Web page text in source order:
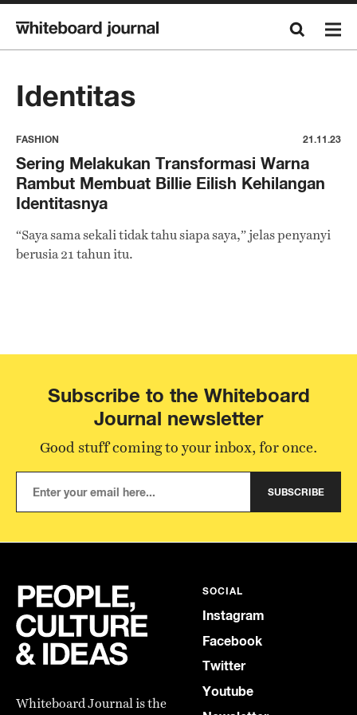
Identitas
FASHION 21.11.23
Sering Melakukan Transformasi Warna
Rambut Membuat Billie Eilish Kehilangan
Identitasnya
“Saya sama sekali tidak tahu siapa saya,” jelas penyanyi
berusia 21 tahun itu.
Subscribe to the Whiteboard
Journal newsletter
Good stuff coming to your inbox, for once.
SUBSCRIBE
Whiteboard Journal is the
SOCIAL
Instagram
Facebook
Twitter
Youtube